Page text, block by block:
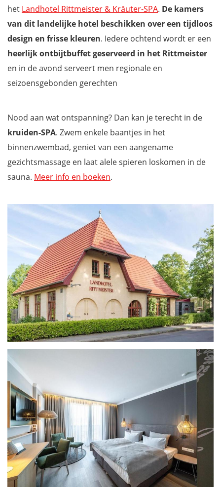
het Landhotel Rittmeister & Kräuter-SPA. De kamers
van dit landelijke hotel beschikken over een tijdloos
design en frisse kleuren. Iedere ochtend wordt er een
heerlijk ontbijtbuffet geserveerd in het Rittmeister
en in de avond serveert men regionale en
seizoensgebonden gerechten
Nood aan wat ontspanning? Dan kan je terecht in de
kruiden-SPA. Zwem enkele baantjes in het
binnenzwembad, geniet van een aangename
gezichtsmassage en laat alele spieren loskomen in de
sauna. Meer info en boeken.